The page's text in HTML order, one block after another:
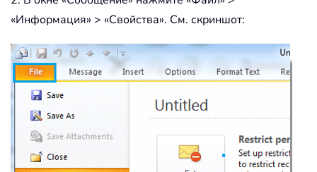
«Информация» > «Свойства». См. скриншот: